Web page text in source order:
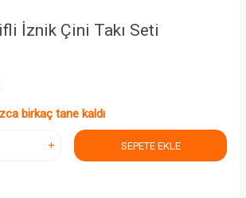
İznik Çini Takı Seti
birkaç tane kaldı
SEPETE EKLE